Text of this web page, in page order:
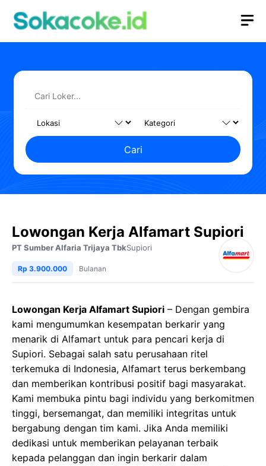
Cari
Lowongan Kerja Alfamart Supiori
PT Sumber Alfaria Trijaya TbkSupiori
Rp 3.900.000 Bulanan
Lowongan Kerja Alfamart Supiori – Dengan gembira
kami mengumumkan kesempatan berkarir yang
menarik di Alfamart untuk para pencari kerja di
Supiori. Sebagai salah satu perusahaan ritel
terkemuka di Indonesia, Alfamart terus berkembang
dan memberikan kontribusi positif bagi masyarakat.
Kami membuka pintu bagi individu yang berkomitmen
tinggi, bersemangat, dan memiliki integritas untuk
bergabung dengan tim kami. Jika Anda memiliki
dedikasi untuk memberikan pelayanan terbaik
kepada pelanggan dan ingin berkarir dalam